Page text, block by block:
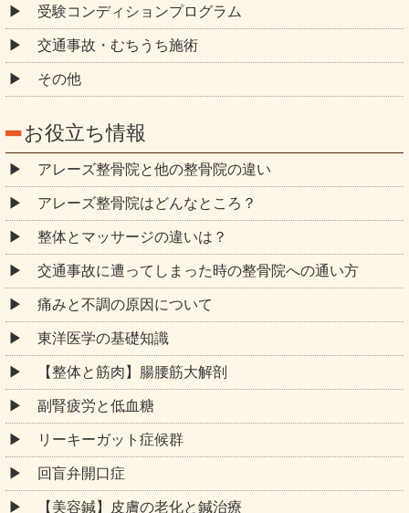
受験コンディションプログラム
交通事故・むちうち施術
その他
お役立ち情報
アレーズ整骨院と他の整骨院の違い
アレーズ整骨院はどんなところ？
整体とマッサージの違いは？
交通事故に遭ってしまった時の整骨院への通い方
痛みと不調の原因について
東洋医学の基礎知識
【整体と筋肉】腸腰筋大解剖
副腎疲労と低血糖
リーキーガット症候群
回盲弁開口症
【美容鍼】皮膚の老化と鍼治療